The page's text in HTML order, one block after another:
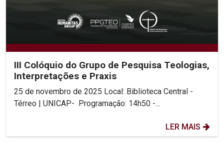
III Colóquio do Grupo de Pesquisa Teologias,
Interpretações e Praxis
25 de novembro de 2025 Local: Biblioteca Central -
Térreo | UNICAP- Programação: 14h50 -...
LER MAIS